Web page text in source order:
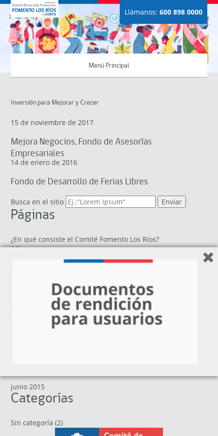
Llámanos: 600 898 0000
Menú Principal
Inversión para Mejorar y Crecer
15 de noviembre de 2017
Mejora Negocios, Fondo de Asesorías
Empresariales
14 de enero de 2016
Fondo de Desarrollo de Ferias Libres
Busca en el sitio
Páginas
¿En qué consiste el Comité Fomento Los Ríos?
AOI
Concursos Abiertos
Mensaje Pie Slider
Noticias del Comité Fomento Los Ríos
Plan Piloto en la Región de Los Ríos
Comité Fomento Los Ríos
Programas y Financiamiento de Fomento y Desarrollo para
la Región de Los Rios
junio 2015
Categorías
Sin categoría (2)